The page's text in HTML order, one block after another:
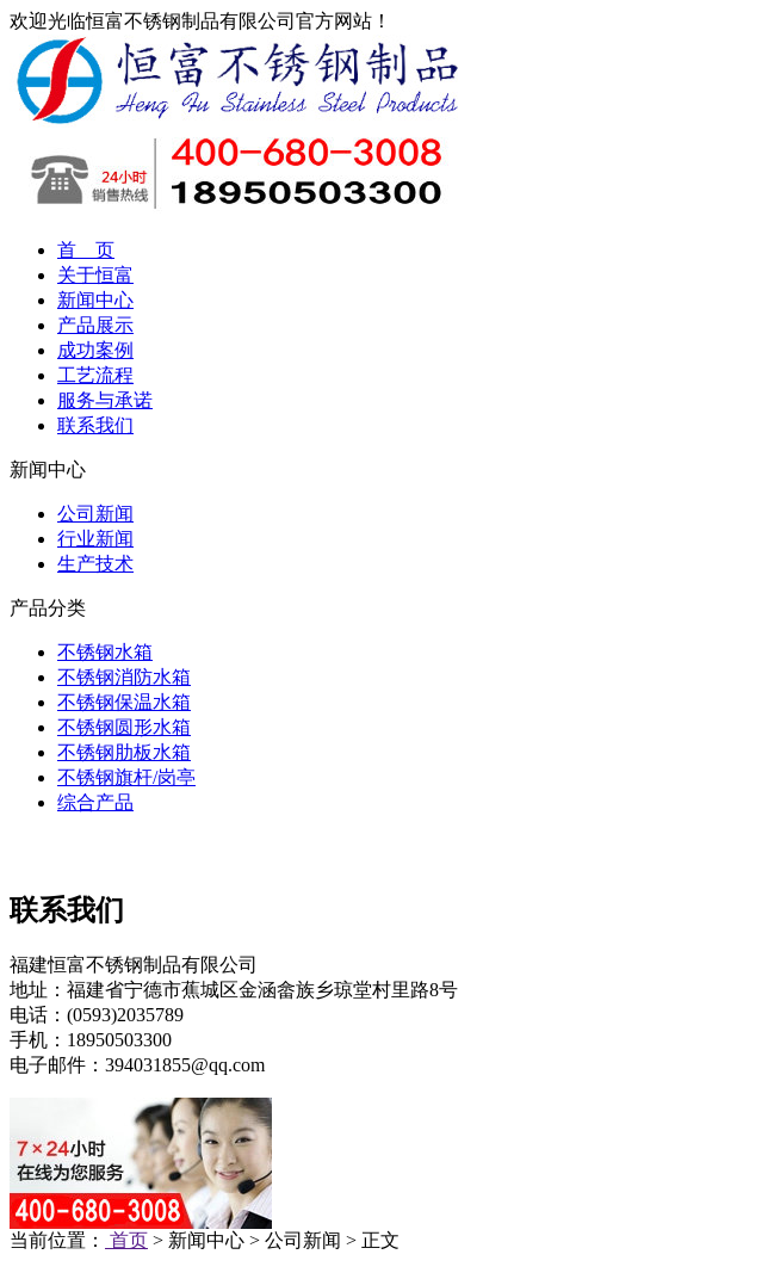
欢迎光临恒富不锈钢制品有限公司官方网站！
首 页
关于恒富
新闻中心
产品展示
成功案例
工艺流程
服务与承诺
联系我们
新闻中心
公司新闻
行业新闻
生产技术
产品分类
不锈钢水箱
不锈钢消防水箱
不锈钢保温水箱
不锈钢圆形水箱
不锈钢肋板水箱
不锈钢旗杆/岗亭
综合产品
联系我们
福建恒富不锈钢制品有限公司
地址：福建省宁德市蕉城区金涵畲族乡琼堂村里路8号
电话：(0593)2035789
手机：18950503300
电子邮件：394031855@qq.com
当前位置： 首页 > 新闻中心 > 公司新闻 > 正文